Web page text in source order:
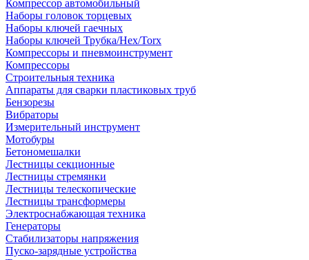
Компрессор автомобильный
Наборы головок торцевых
Наборы ключей гаечных
Наборы ключей Трубка/Hex/Torx
Компрессоры и пневмоинструмент
Компрессоры
Строительныя техника
Аппараты для сварки пластиковых труб
Бензорезы
Вибраторы
Измерительный инструмент
Мотобуры
Бетономешалки
Лестницы секционные
Лестницы стремянки
Лестницы телескопические
Лестницы трансформеры
Электроснабжающая техника
Генераторы
Стабилизаторы напряжения
Пуско-зарядные устройства